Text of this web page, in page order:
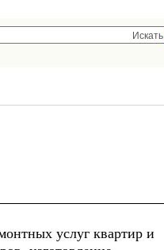
Искать
услуг квартир и